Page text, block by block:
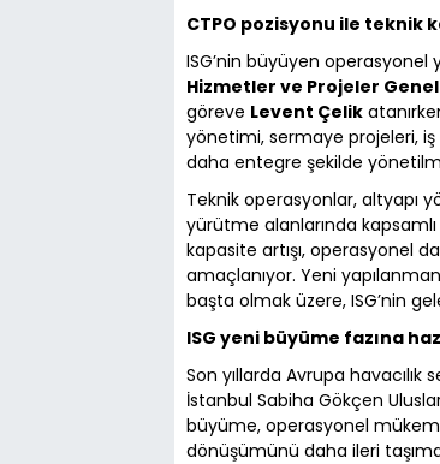
CTPO pozisyonu ile teknik
ISG’nin büyüyen operasyonel
Hizmetler ve Projeler Genel
göreve Levent Çelik
yönetimi, sermaye projeleri,
daha entegre şekilde
Teknik operasyonlar, altyapı
yürütme alanlarında
kapasite artışı, operasyonel
amaçlanıyor. Yeni
başta olmak üzere, ISG’nin
ISG yeni büyüme fazına
Son yıllarda Avrupa
İstanbul Sabiha Gökçen
büyüme, operasyonel
dönüşümünü daha ileri